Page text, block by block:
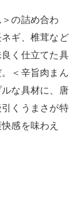
の詰め合わ
ギ、椎茸など
く仕立てた具
＜辛旨肉まん
な具材に、唐
くうまさが特
感を味わえ